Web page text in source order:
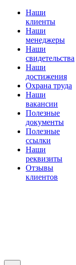
Наши
клиенты
Наши
менеджеры
Наши
свидетельства
Наши
достижения
Охрана труда
Наши
вакансии
Полезные
документы
Полезные
ссылки
Наши
реквизиты
Отзывы
клиентов